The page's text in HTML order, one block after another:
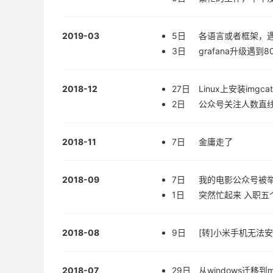
2019-03 5日
各语言或者框架，
3日
grafana升级遇到
2018-12 27日
Linux上安装imgcat
2日
公众号关注人数直
2018-11 7日 金庸走了
2018-09 7日
我的电影公众号被
1日
突然忙起来 入职五
2018-08 9日 [转]小米手机无法
2018-07 29日 从windows迁移到